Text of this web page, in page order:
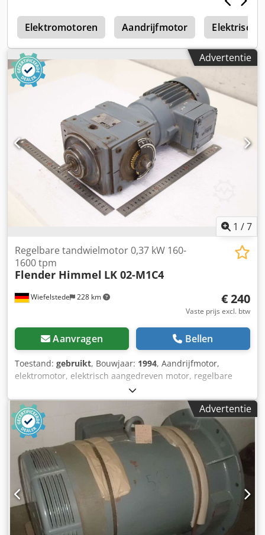
kg
Elektromotoren Aandrijfmotor
Advertentie
1 /7
Wiefelstede 228 km
Regelbare tandwielmotor 0,37 kW 160-
1600 tpm
Flender Himmel LK 02-M1C4
€ 240
Vaste prijs excl. btw
Aanvragen Bellen
Toestand: gebruikt, Bouwjaar: 1994, Aandrijfmotor,
elektromotor, elektrisch aangedreven motor, regelbare
aandrijfmotor, verstelbare aandrijfmotor - Overdracht: in
de huidige, zoals gezien staat Dsdpfxsyz Sbpo Ai Hswa -
Toerentalregelaar: afdekkap beschadigd, handwiel
ontbreekt, zie foto's - Fabrikant: Flender Himmel, regelbare
aandrijfmotor - Type: LK 02-M1C4 - Toerental: 160-1600
omw/min - Vermogen: 0,37 kW - Beschermingsklasse: IP54 -
As: Ø 14 x 30 mm - Afmetingen: 430/210/H140 mm -
Gewicht: 16,3 kg
Advertentie